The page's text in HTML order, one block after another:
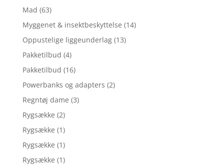
Mad (63)
Myggenet & insektbeskyttelse (14)
Oppustelige liggeunderlag (13)
Pakketilbud (4)
Pakketilbud (16)
Powerbanks og adapters (2)
Regntøj dame (3)
Rygsække (2)
Rygsække (1)
Rygsække (1)
Rygsække (1)